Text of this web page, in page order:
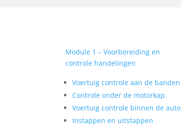
Module 1 – Voorbereiding en
controle handelingen
Voertuig controle aan de banden
Controle onder de motorkap
Voertuig controle binnen de auto
Instappen en uitstappen